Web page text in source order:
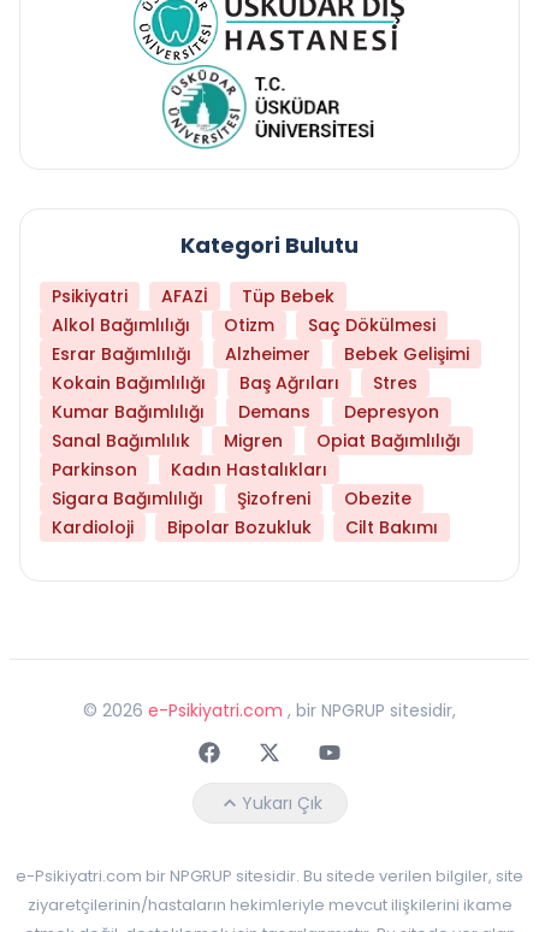
Kategori Bulutu
Psikiyatri AFAZİ
Tüp Bebek
Alkol Bağımlılığı
Otizm
Saç Dökülmesi
Esrar Bağımlılığı
Alzheimer
Bebek Gelişimi
Kokain Bağımlılığı
Baş Ağrıları
Stres
Kumar Bağımlılığı
Demans
Depresyon
Sanal Bağımlılık
Migren
Opiat Bağımlılığı
Parkinson
Kadın Hastalıkları
Sigara Bağımlılığı
Şizofreni
Obezite
Kardioloji
Bipolar Bozukluk Cilt Bakımı
© 2026 e-Psikiyatri.com , bir NPGRUP sitesidir,
FaceebokTwitterYoutube
Yukarı Çık
e-Psikiyatri.com bir NPGRUP sitesidir. Bu sitede verilen bilgiler, site
ziyaretçilerinin/hastaların hekimleriyle mevcut ilişkilerini ikame